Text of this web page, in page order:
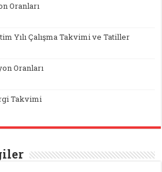
Oranları
Yılı Çalışma Takvimi ve Tatiller
Oranları
Takvimi